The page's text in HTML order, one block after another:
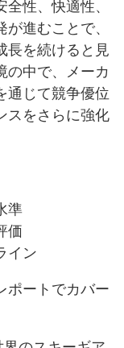
性、快適性、
進むことで、
長を続けると見
の中で、メーカ
通じて競争優位
スをさらに強化
準
価
イン
ポートでカバー